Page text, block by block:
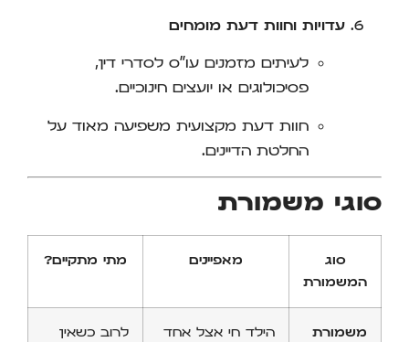
עדויות וחוות דעת מומחים
לעיתים מזמנים עו"ס לסדרי דין,
פסיכולוגים או יועצים חינוכיים.
חוות דעת מקצועית משפיעה מאוד על
החלטת הדיינים.
סוגי משמורת
סוג
המשמורת
מאפיינים מתי מתקיים?
משמורת
הילד חי אצל אחד
לרוב כשאין